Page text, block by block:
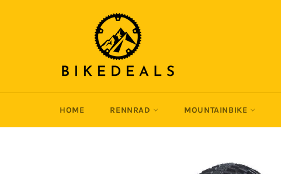
HOME RENNRAD MOUNTAINBIKE